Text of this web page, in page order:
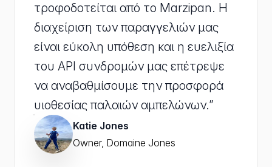
τροφοδοτείται από το Marzipan. Η
διαχείριση των παραγγελιών μας
είναι εύκολη υπόθεση και η ευελιξία
του API συνδρομών μας επέτρεψε
να αναβαθμίσουμε την προσφορά
υιοθεσίας παλαιών αμπελώνων.”
Katie Jones
Owner, Domaine Jones